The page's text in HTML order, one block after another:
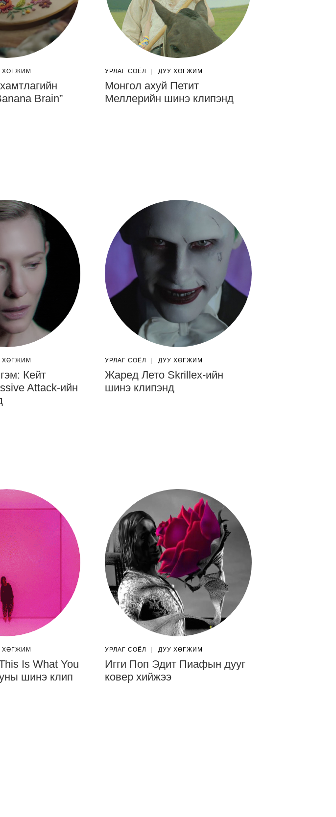
ХӨГЖИМ
Brain”
УРЛАГ СОЁЛ ДУУ ХӨГЖИМ
Монгол ахуй Петит
Меллерийн шинэ клипэнд
ХӨГЖИМ
Кейт
Attack-ийн
УРЛАГ СОЁЛ ДУУ ХӨГЖИМ
Жаред Лето Skrillex-ийн
шинэ клипэнд
ХӨГЖИМ
Is What You
шинэ клип
УРЛАГ СОЁЛ ДУУ ХӨГЖИМ
Игги Поп Эдит Пиафын дууг
ковер хийжээ